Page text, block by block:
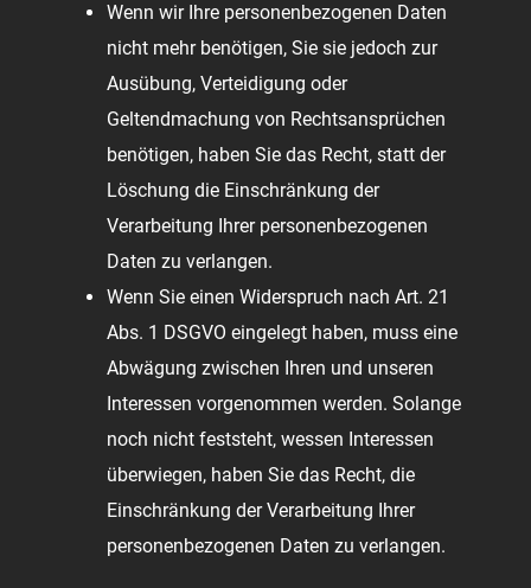
Wenn wir Ihre personenbezogenen Daten
nicht mehr benötigen, Sie sie jedoch zur
Ausübung, Verteidigung oder
Geltendmachung von Rechtsansprüchen
benötigen, haben Sie das Recht, statt der
Löschung die Einschränkung der
Verarbeitung Ihrer personenbezogenen
Daten zu verlangen.
Wenn Sie einen Widerspruch nach Art. 21
Abs. 1 DSGVO eingelegt haben, muss eine
Abwägung zwischen Ihren und unseren
Interessen vorgenommen werden. Solange
noch nicht feststeht, wessen Interessen
überwiegen, haben Sie das Recht, die
Einschränkung der Verarbeitung Ihrer
personenbezogenen Daten zu verlangen.